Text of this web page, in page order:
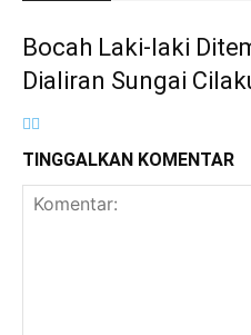
Bocah Laki-laki
Dialiran Sungai
TINGGALKAN KOMENTAR